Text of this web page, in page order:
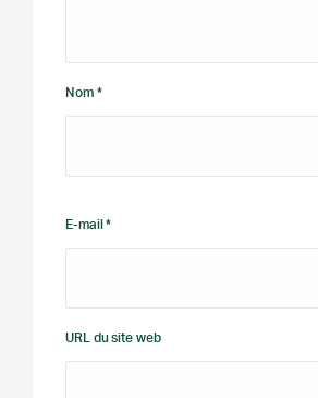
Nom *
E-mail *
URL du site web